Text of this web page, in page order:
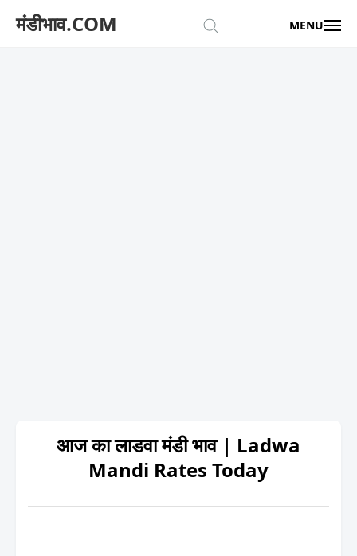
मंडीभाव.COM MENU
आज का लाडवा मंडी भाव | Ladwa
Mandi Rates Today